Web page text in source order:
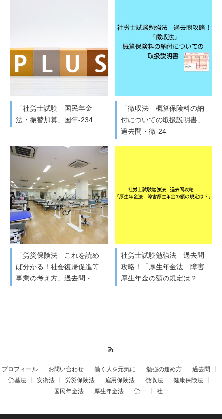
「社労士試験 国民年金
法・振替加算」国年-234
「徴収法 概算保険料の納
付についての取扱説明書」
過去問・徴-24
「労災保険法 これを読め
ば分かる！社会復帰促進等
事業の考え方」過去問・…
社労士試験勉強法 過去問
攻略！「厚生年金法 障害
厚生年金の額の規定は？…
プロフィール お問い合わせ 働く人を元気に 勉強の進め方
過去問
労基法
安衛法 労災保険法 雇用保険法 徴収法
健康保険法
国民年金法
厚生年金法 労一 社一